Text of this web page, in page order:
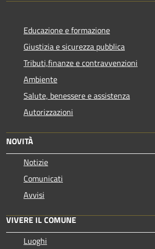
Educazione e formazione
Giustizia e sicurezza pubblica
Tributi,finanze e contravvenzioni
Ambiente
Salute, benessere e assistenza
Autorizzazioni
NOVITÀ
Notizie
Comunicati
Avvisi
VIVERE IL COMUNE
Luoghi